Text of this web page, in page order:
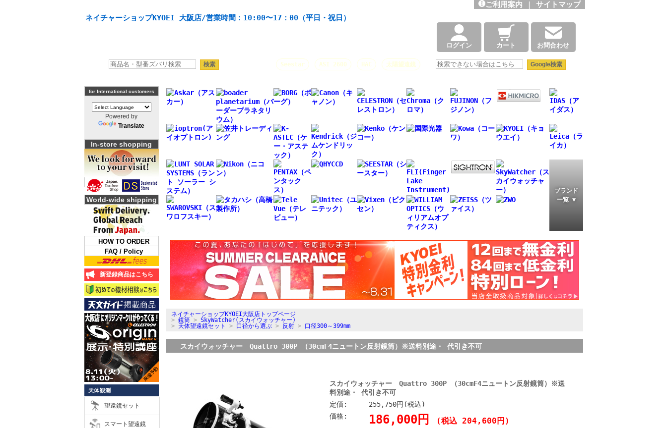
ネイチャーショップKYOEI 大阪店/営業時間：10:00〜17：00（平日・祝日）
ご利用案内 | サイトマップ
ログイン カート お問合わせ
Seestar ASI 2600 HAC 太陽望遠鏡
for International customers
Powered by
Translate
In-store shopping
World-wide shipping
HOW TO ORDER
FAQ / Policy
新登録商品はこちら
天体観測
望遠鏡セット
スマート望遠鏡
ブランド
一覧 ▼
ネイチャーショップKYOEI大阪店トップページ
> 鏡筒> SkyWatcher(スカイウォッチャー)
> 天体望遠鏡セット > 口径から選ぶ> 反射> 口径300～399mm
スカイウォッチャー Quattro 300P （30cmF4ニュートン反射鏡筒）※送料別途・ 代引き不可
スカイウォッチャー Quattro 300P （30cmF4ニュートン反射鏡筒）※送
料別途・ 代引き不可
定価:
255,750円(税込)
価格:
186,000円 (税込 204,600円)